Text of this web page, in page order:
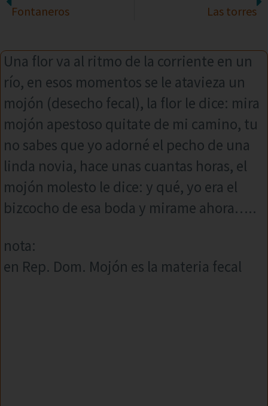
Fontaneros Las torres
Una flor va al ritmo de la corriente en un
río, en esos momentos se le atavieza un
mojón (desecho fecal), la flor le dice: mira
mojón apestoso quitate de mi camino, tu
no sabes que yo adorné el pecho de una
linda novia, hace unas cuantas horas, el
mojón molesto le dice: y qué, yo era el
bizcocho de esa boda y mirame ahora…..
nota:
en Rep. Dom. Mojón es la materia fecal